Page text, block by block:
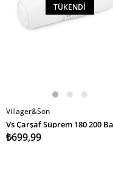
TÜKENDI
Villager&Son
₺699,99